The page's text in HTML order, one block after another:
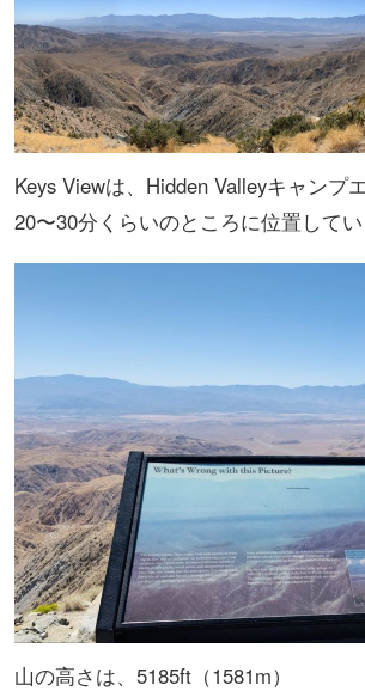
Keys Viewは、Hidden Valleyキャンプ
20〜30分くらいのところに位置してい
山の高さは、5185ft（1581m）